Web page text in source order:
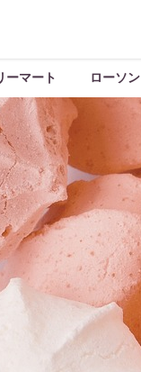
ーマート ローソン